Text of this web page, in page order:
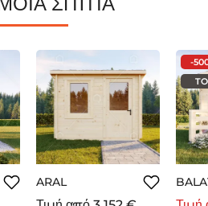
ARAL
-